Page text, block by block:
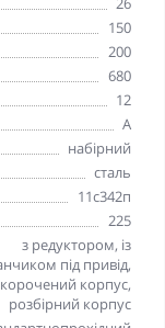
150
200
680
12
А
набірний
сталь
11с342п
225
з редуктором, із
під привід,
корпус,
розбірний корпус